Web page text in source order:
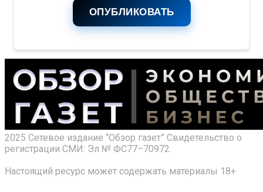
ОПУБЛИКОВАТЬ
2025 Сетевое издание “Обзор газет” Свидетельство о
регистрации СМИ: Эл № ФС77–70972.
Настоящий ресурс может содержать материалы 18+